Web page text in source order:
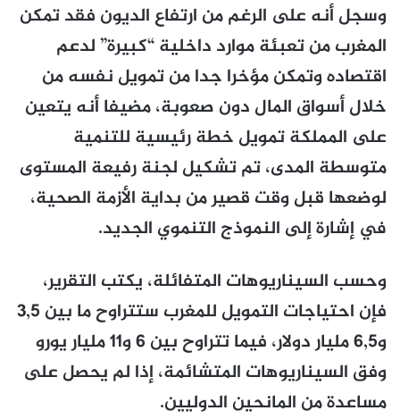
وسجل أنه على الرغم من ارتفاع الديون فقد تمكن
المغرب من تعبئة موارد داخلية “كبيرة” لدعم
اقتصاده وتمكن مؤخرا جدا من تمويل نفسه من
خلال أسواق المال دون صعوبة، مضيفا أنه يتعين
على المملكة تمويل خطة رئيسية للتنمية
متوسطة المدى، تم تشكيل لجنة رفيعة المستوى
لوضعها قبل وقت قصير من بداية الأزمة الصحية،
في إشارة إلى النموذج التنموي الجديد.
وحسب السيناريوهات المتفائلة، يكتب التقرير،
فإن احتياجات التمويل للمغرب ستتراوح ما بين 3,5
و6,5 مليار دولار، فيما تتراوح بين 6 و11 مليار يورو
وفق السيناريوهات المتشائمة، إذا لم يحصل على
مساعدة من المانحين الدوليين.